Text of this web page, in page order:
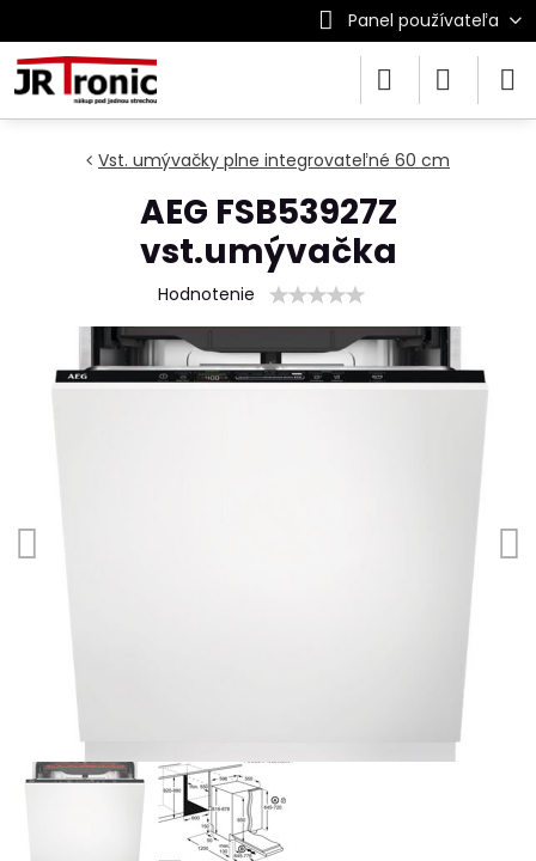
Panel používateľa
Vst. umývačky plne integrovateľné 60 cm
AEG FSB53927Z
vst.umývačka
Hodnotenie